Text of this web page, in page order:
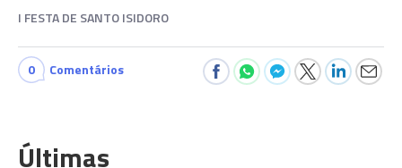
I FESTA DE SANTO ISIDORO
0 Comentários
Últimas